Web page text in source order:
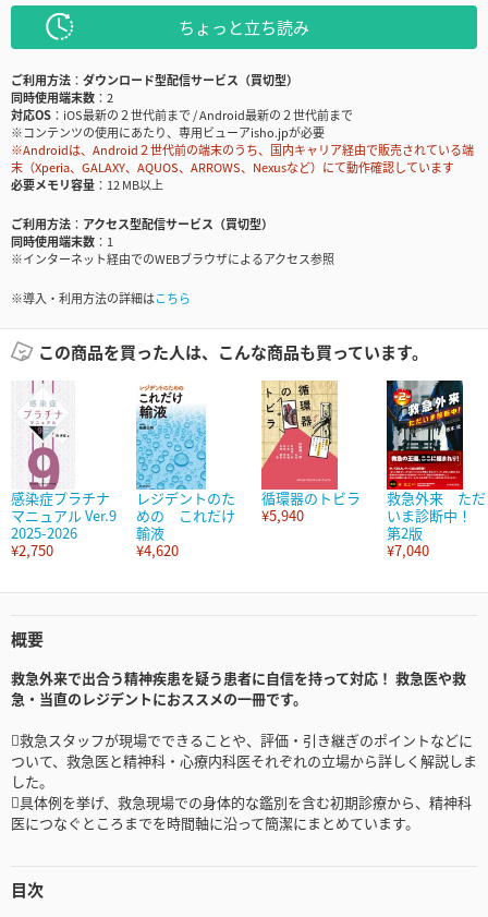
ちょっと立ち読み
ご利用方法
ダウンロード型配信サービス（買切型）
同時使用端末数
2
対応OS
iOS最新の２世代前まで / Android最新の２世代前まで
※コンテンツの使用にあたり、専用ビューアisho.jpが必要
※Androidは、Android２世代前の端末のうち、国内キャリア経由で販売されている端
末（Xperia、GALAXY、AQUOS、ARROWS、Nexusなど）にて動作確認しています
必要メモリ容量
12 MB以上
ご利用方法
アクセス型配信サービス（買切型）
同時使用端末数
1
※インターネット経由でのWEBブラウザによるアクセス参照
※導入・利用方法の詳細はこちら
この商品を買った人は、こんな商品も買っています。
感染症プラチナ
マニュアル Ver.9
2025-2026
¥2,750
レジデントのた
めの これだけ
輸液
¥4,620
循環器のトビラ
¥5,940
救急外来 ただ
いま診断中！
第2版
¥7,040
概要
救急外来で出合う精神疾患を疑う患者に自信を持って対応！ 救急医や救
急・当直のレジデントにおススメの一冊です。
救急スタッフが現場でできることや、評価・引き継ぎのポイントなどに
ついて、救急医と精神科・心療内科医それぞれの立場から詳しく解説しま
した。
具体例を挙げ、救急現場での身体的な鑑別を含む初期診療から、精神科
医につなぐところまでを時間軸に沿って簡潔にまとめています。
目次